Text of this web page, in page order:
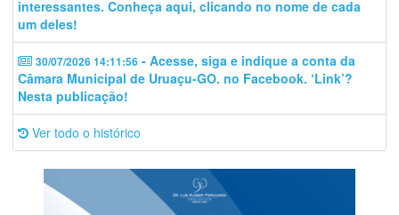
interessantes. Conheça aqui, clicando no nome de cada
um deles!
30/07/2026 14:11:56 - Acesse, siga e indique a conta da
Câmara Municipal de Uruaçu-GO. no Facebook. ‘Link’?
Nesta publicação!
Ver todo o histórico